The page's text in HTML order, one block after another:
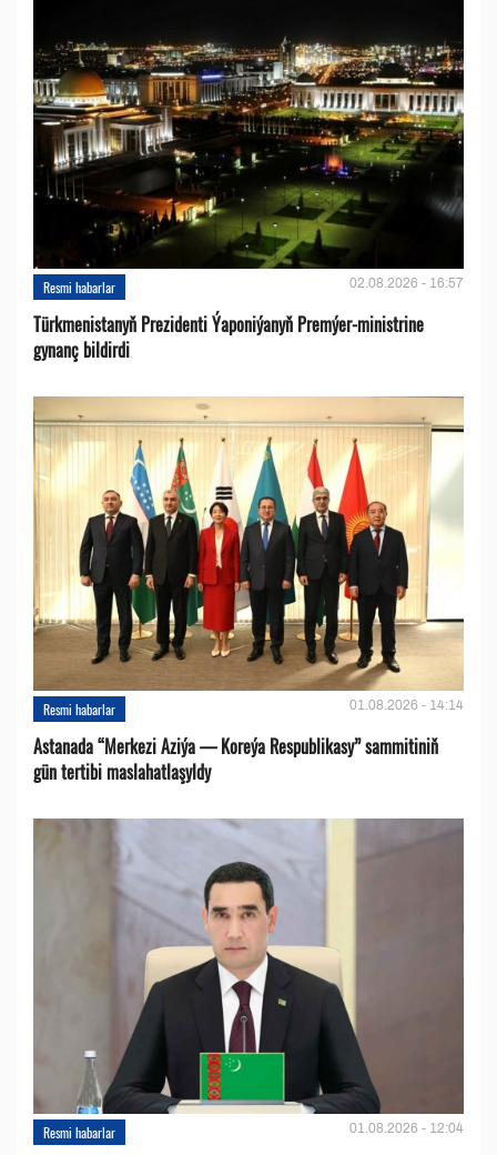
Resmi habarlar 02.08.2026 - 16:57
Türkmenistanyň Prezidenti Ýaponiýanyň Premýer-ministrine
gynanç bildirdi
Resmi habarlar 01.08.2026 - 14:14
Astanada “Merkezi Aziýa — Koreýa Respublikasy” sammitiniň
gün tertibi maslahatlaşyldy
Resmi habarlar 01.08.2026 - 12:04